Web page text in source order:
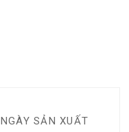
NGÀY SẢN XUẤT